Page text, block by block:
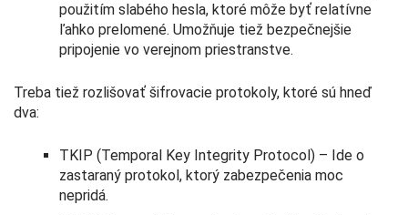
použitím slabého hesla, ktoré môže byť relatívne
ľahko prelomené. Umožňuje tiež bezpečnejšie
pripojenie vo verejnom priestranstve.
Treba tiež rozlišovať šifrovacie protokoly, ktoré sú hneď
dva:
TKIP (Temporal Key Integrity Protocol) – Ide o
zastaraný protokol, ktorý zabezpečenia moc
nepridá.